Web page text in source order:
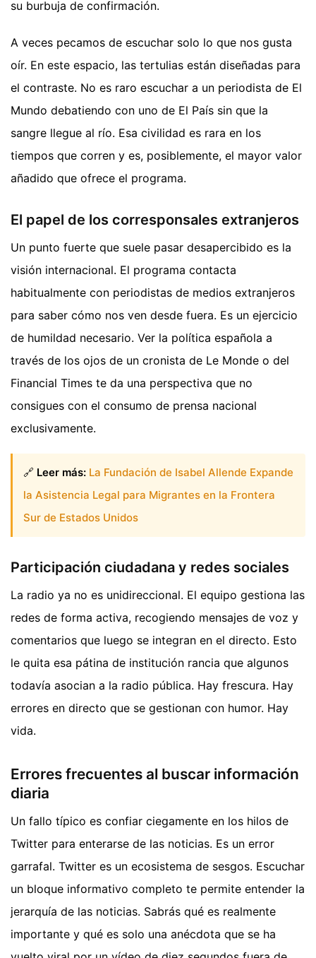
su burbuja de confirmación.
A veces pecamos de escuchar solo lo que nos gusta
oír. En este espacio, las tertulias están diseñadas para
el contraste. No es raro escuchar a un periodista de El
Mundo debatiendo con uno de El País sin que la
sangre llegue al río. Esa civilidad es rara en los
tiempos que corren y es, posiblemente, el mayor valor
añadido que ofrece el programa.
El papel de los corresponsales extranjeros
Un punto fuerte que suele pasar desapercibido es la
visión internacional. El programa contacta
habitualmente con periodistas de medios extranjeros
para saber cómo nos ven desde fuera. Es un ejercicio
de humildad necesario. Ver la política española a
través de los ojos de un cronista de Le Monde o del
Financial Times te da una perspectiva que no
consigues con el consumo de prensa nacional
exclusivamente.
🔗 Leer más: La Fundación de Isabel Allende Expande
la Asistencia Legal para Migrantes en la Frontera
Sur de Estados Unidos
Participación ciudadana y redes sociales
La radio ya no es unidireccional. El equipo gestiona las
redes de forma activa, recogiendo mensajes de voz y
comentarios que luego se integran en el directo. Esto
le quita esa pátina de institución rancia que algunos
todavía asocian a la radio pública. Hay frescura. Hay
errores en directo que se gestionan con humor. Hay
vida.
Errores frecuentes al buscar información
diaria
Un fallo típico es confiar ciegamente en los hilos de
Twitter para enterarse de las noticias. Es un error
garrafal. Twitter es un ecosistema de sesgos. Escuchar
un bloque informativo completo te permite entender la
jerarquía de las noticias. Sabrás qué es realmente
importante y qué es solo una anécdota que se ha